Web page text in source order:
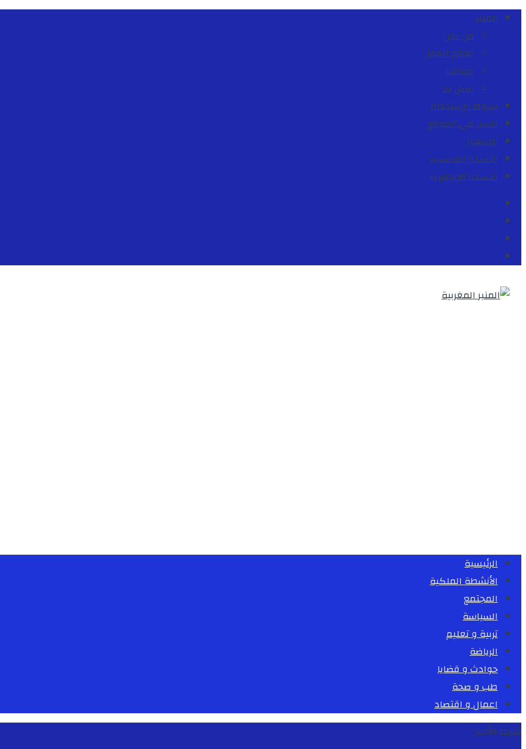
المنبر
من نحن
طاقم العمل
ميثاقنا
اتصل بنا
شروط الإستخدام
للنشر في الموقع
للإشهار
النسخة الفرنسية
النسخة الإنجليزية
الرئيسية
الأنشطة الملكية
المجتمع
السياسة
تربية و تعليم
الرياضة
حوادث و قضايا
طب و صحة
اعمال و اقتصاد
شريط الأخبار